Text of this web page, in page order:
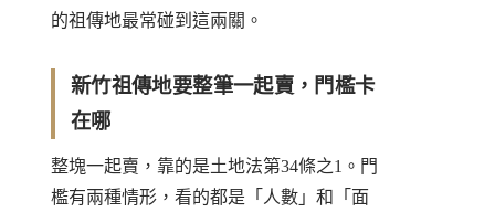
的祖傳地最常碰到這兩關。
新竹祖傳地要整筆一起賣，門檻卡
在哪
整塊一起賣，靠的是土地法第34條之1。門
檻有兩種情形，看的都是「人數」和「面